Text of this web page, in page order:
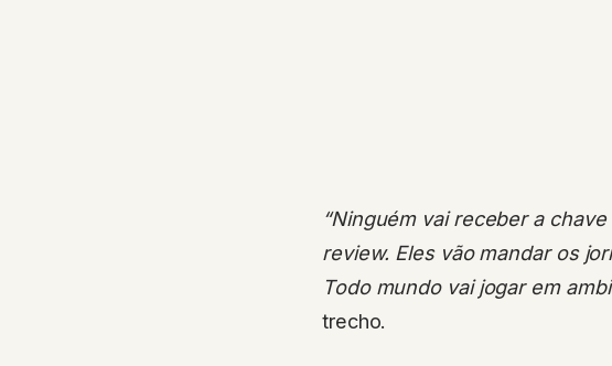
“Ninguém vai receber a
review. Eles vão mandar os
Todo mundo vai jogar em
trecho.